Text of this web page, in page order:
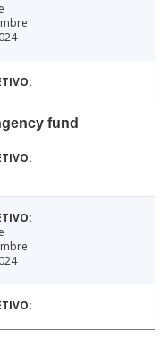
fund